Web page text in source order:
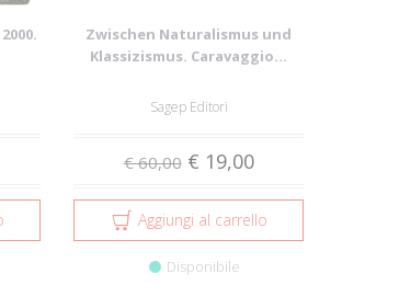
Zwischen Naturalismus und
Klassizismus. Caravaggio...
Sagep Editori
€ 60,00 € 19,00
Aggiungi al carrello
Disponibile